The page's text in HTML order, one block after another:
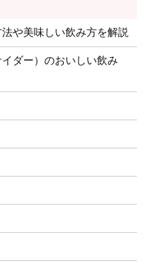
や美味しい飲み方を解説
ダー）のおいしい飲み